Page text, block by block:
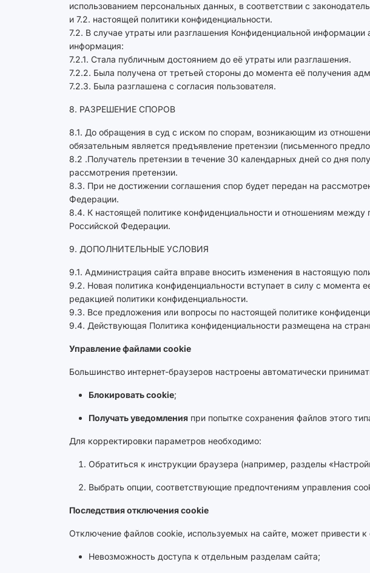
использованием персональных данных, в соответствии с
и 7.2. настоящей политики конфиденциальности.
7.2. В случае утраты или разглашения Конфиденциальной
информация:
7.2.1. Стала публичным достоянием до её утраты или разглашения.
7.2.2. Была получена от третьей стороны до момента её получения
7.2.3. Была разглашена с согласия пользователя.
8. РАЗРЕШЕНИЕ СПОРОВ
8.1. До обращения в суд с иском по спорам, возникающим из
обязательным является предъявление претензии (письменного
8.2 .Получатель претензии в течение 30 календарных дней со дня
рассмотрения претензии.
8.3. При не достижении соглашения спор будет передан на
Федерации.
8.4. К настоящей политике конфиденциальности и отношениям
Российской Федерации.
9. ДОПОЛНИТЕЛЬНЫЕ УСЛОВИЯ
9.1. Администрация сайта вправе вносить изменения в настоящую
9.2. Новая политика конфиденциальности вступает в силу с момента
редакцией политики конфиденциальности.
9.3. Все предложения или вопросы по настоящей политике
9.4. Действующая Политика конфиденциальности размещена на
Управление файлами cookie
Большинство интернет-браузеров настроены автоматически
Блокировать cookie;
Получать уведомления при попытке сохранения файлов этого
Для корректировки параметров необходимо:
Обратиться к инструкции браузера (например, разделы
Выбрать опции, соответствующие предпочтениям управления
Последствия отключения cookie
Отключение файлов cookie, используемых на сайте, может привести
Невозможность доступа к отдельным разделам сайта;